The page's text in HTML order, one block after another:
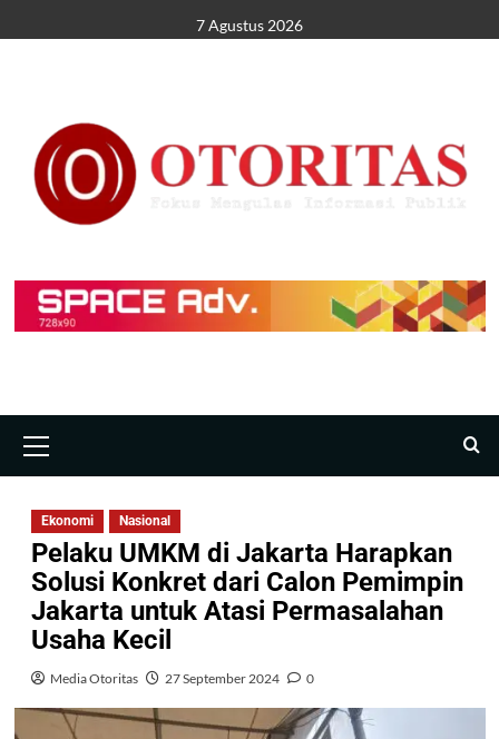
7 Agustus 2026
Ekonomi Nasional
Pelaku UMKM di Jakarta Harapkan
Solusi Konkret dari Calon Pemimpin
Jakarta untuk Atasi Permasalahan
Usaha Kecil
Media Otoritas 27 September 2024 0